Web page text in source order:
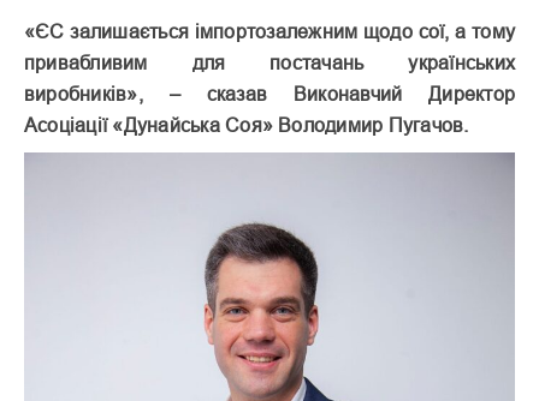
«ЄС залишається імпортозалежним щодо сої, а тому
привабливим для постачань українських
виробників», – сказав Виконавчий Директор
Асоціації «Дунайська Соя» Володимир Пугачов.